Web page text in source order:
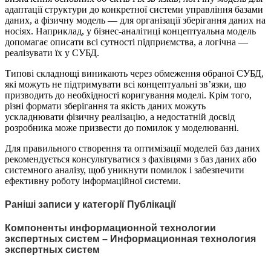
адаптації структури до конкретної системи управління базами
даних, а фізичну модель — для організації зберігання даних на
носіях. Наприклад, у бізнес-аналітиці концептуальна модель
допомагає описати всі сутності підприємства, а логічна —
реалізувати їх у СУБД.
Типові складнощі виникають через обмеження обраної СУБД,
які можуть не підтримувати всі концептуальні зв’язки, що
призводить до необхідності коригування моделі. Крім того,
різні формати зберігання та якість даних можуть
ускладнювати фізичну реалізацію, а недостатній досвід
розробника може призвести до помилок у моделюванні.
Для правильного створення та оптимізації моделей баз даних
рекомендується консультуватися з фахівцями з баз даних або
системного аналізу, щоб уникнути помилок і забезпечити
ефективну роботу інформаційної системи.
Раніші записи у категорії Публікації
Компоненты информационной технологии
экспертных систем – Информационная технология
экспертных систем